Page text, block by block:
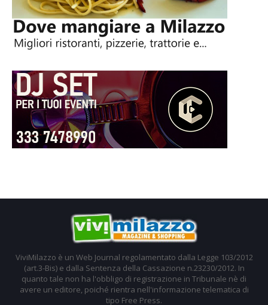
ViviMilazzo è un Web Journal regolamentato dalla Legge 103/2012
(art.3-Bis) e dalla Sentenza della Cassazione n.23230/2012. In
quanto tale non ha l'obbligo di registrazione in Tribunale nè di
avere un editore, poiché rientra nell'informazione telematica di
tipo Free Press.